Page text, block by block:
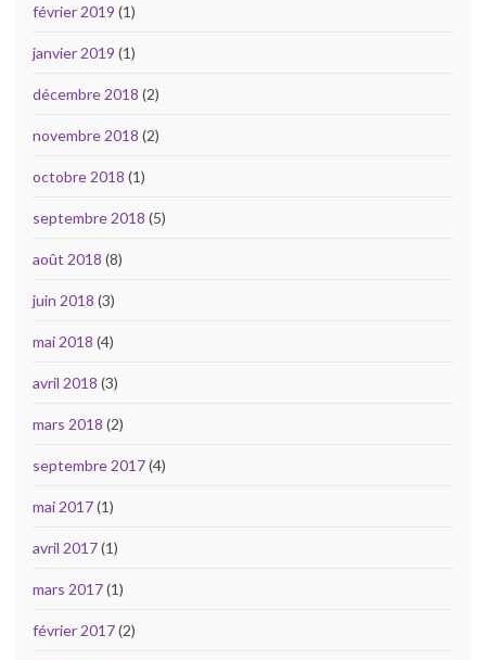
février 2019 (1)
janvier 2019 (1)
décembre 2018 (2)
novembre 2018 (2)
octobre 2018 (1)
septembre 2018 (5)
août 2018 (8)
juin 2018 (3)
mai 2018 (4)
avril 2018 (3)
mars 2018 (2)
septembre 2017(4)
mai 2017(1)
avril 2017(1)
mars 2017(1)
février 2017(2)